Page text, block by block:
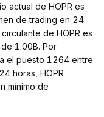
actual de HOPR es
de trading en 24
de HOPR es
1.00B. Por
el puesto 1264 entre
horas, HOPR
mínimo de